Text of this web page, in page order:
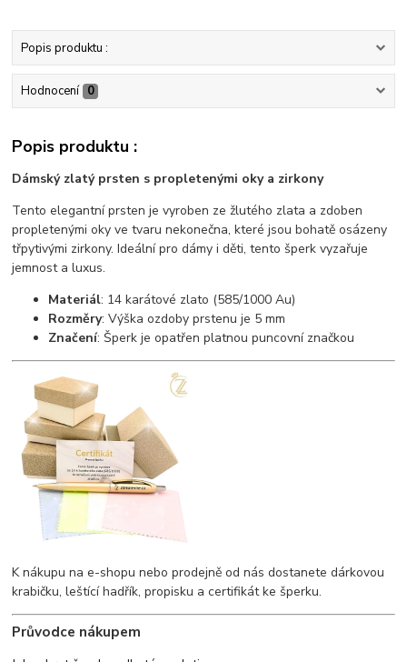
Popis produktu :
Hodnocení 0
Popis produktu :
Dámský zlatý prsten s propletenými oky a zirkony
Tento elegantní prsten je vyroben ze žlutého zlata a zdoben
propletenými oky ve tvaru nekonečna, které jsou bohatě osázeny
třpytivými zirkony. Ideální pro dámy i děti, tento šperk vyzařuje
jemnost a luxus.
Materiál: 14 karátové zlato (585/1000 Au)
Rozměry: Výška ozdoby prstenu je 5 mm
Značení: Šperk je opatřen platnou puncovní značkou
K nákupu na e-shopu nebo prodejně od nás dostanete dárkovou
krabičku, leštící hadřík, propisku a certifikát ke šperku.
Průvodce nákupem